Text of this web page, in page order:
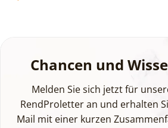
Chancen und
Melden Sie sich jetzt für
RendProletter an und erhalten
Mail mit einer kurzen